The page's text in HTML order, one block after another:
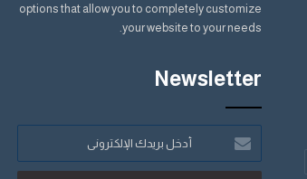
options that allow you to completely customize
your website to your needs.
Newsletter
بريدك
الإلكتروني